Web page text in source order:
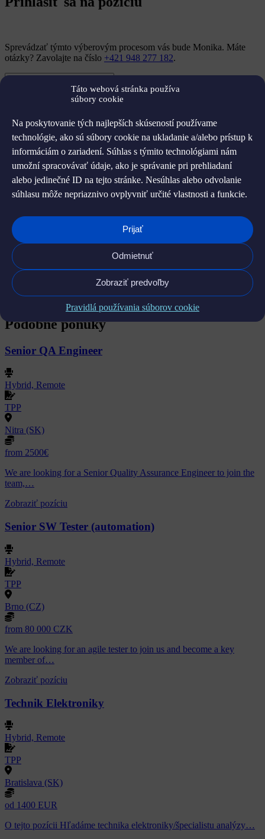
Táto webová stránka používa
súbory cookie
Na poskytovanie tých najlepších skúseností používame
technológie, ako sú súbory cookie na ukladanie a/alebo prístup k
informáciám o zariadení. Súhlas s týmito technológiami nám
umožní spracovávať údaje, ako je správanie pri prehliadaní
alebo jedinečné ID na tejto stránke. Nesúhlas alebo odvolanie
súhlasu môže nepriaznivo ovplyvniť určité vlastnosti a funkcie.
Prijať
Odmietnuť
Zobraziť predvoľby
Pravidlá používania súborov cookie
Sprevádzať týmto výberovým procesom vás bude Monika. Máte
otázky? Zavolajte na číslo +421 948 277 182.
Meno
Priezvisko
E-mail
LikendIn (nepovinné)
Predstavte sa nám (nepovinné)
Priložiť životopis (nepovinné)
DOC, DOCX, ODT, PDF, RTF a TXT, max. 20 MB.
Súhlasím so spracovaním mojichosobných údajov
K odoslaniu je potrebný súhlas
Oboznámil/a som sa so
K odoslaniu je potrebný súhlas
Odoslať
Podobné ponuky
Senior QA Engineer
Hybrid, Remote
TPP
Nitra (SK)
from 2500€
We are looking for a Senior Quality Assurance Engineer to join the
team,…
Zobraziť pozíciu
Senior SW Tester (automation)
Hybrid, Remote
TPP
Brno (CZ)
from 80 000 CZK
We are looking for an agile tester to join us and become a key
member of…
Zobraziť pozíciu
Technik Elektroniky
Hybrid, Remote
TPP
Bratislava (SK)
od 1400 EUR
O tejto pozícii Hľadáme technika elektroniky/špecialistu analýzy…